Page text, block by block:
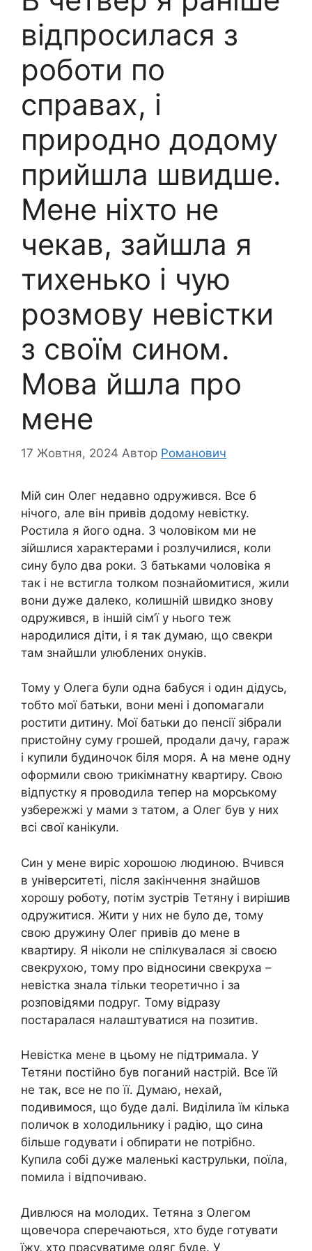
відпросилася з
роботи по
справах, і
природно додому
прийшла швидше.
Мене ніхто не
чекав, зайшла я
тихенько і чую
розмову невістки
з своїм сином.
Мова йшла про
мене
17 Жовтня, 2024 Автор Романович
Мій син Олег недавно одружився. Все б
нічого, але він привів додому невістку.
Ростила я його одна. З чоловіком ми не
зійшлися характерами і розлучилися, коли
сину було два роки. З батьками чоловіка я
так і не встигла толком познайомитися, жили
вони дуже далеко, колишній швидко знову
одружився, в іншій сім’ї у нього теж
народилися діти, і я так думаю, що свекри
там знайшли улюблених онуків.
Тому у Олега були одна бабуся і один дідусь,
тобто мої батьки, вони мені і допомагали
ростити дитину. Мої батьки до пенсії зібрали
пристойну суму грошей, продали дачу, гараж
і купили будиночок біля моря. А на мене одну
оформили свою трикімнатну квартиру. Свою
відпустку я проводила тепер на морському
узбережжі у мами з татом, а Олег був у них
всі свої канікули.
Син у мене виріс хорошою людиною. Вчився
в університеті, після закінчення знайшов
хорошу роботу, потім зустрів Тетяну і вирішив
одружитися. Жити у них не було де, тому
свою дружину Олег привів до мене в
квартиру. Я ніколи не спілкувалася зі своєю
свекрухою, тому про відносини свекруха –
невістка знала тільки теоретично і за
розповідями подруг. Тому відразу
постаралася налаштуватися на позитив.
Невістка мене в цьому не підтримала. У
Тетяни постійно був поганий настрій. Все їй
не так, все не по її. Думаю, нехай,
подивимося, що буде далі. Виділила їм кілька
поличок в холодильнику і радію, що сина
більше годувати і обпирати не потрібно.
Купила собі дуже маленькі каструльки, поїла,
помила і відпочиваю.
Дивлюся на молодих. Тетяна з Олегом
щовечора сперечаються, хто буде готувати
їжу, хто прасуватиме одяг буде. У